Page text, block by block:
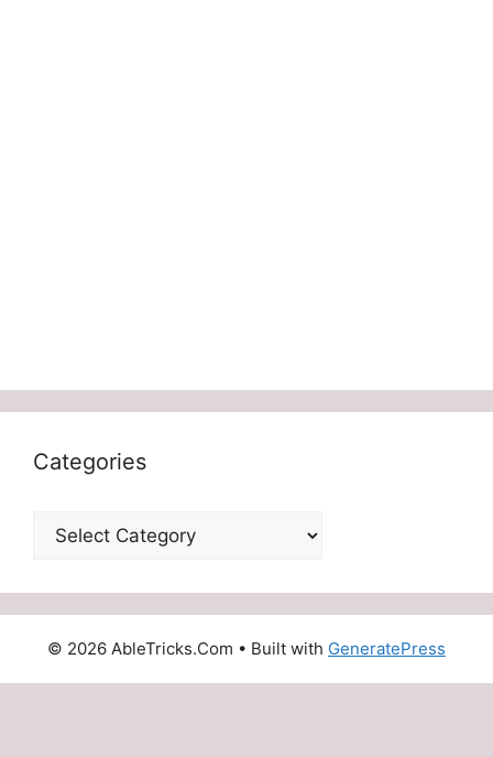
Categories
Categories
© 2026 AbleTricks.Com • Built with GeneratePress